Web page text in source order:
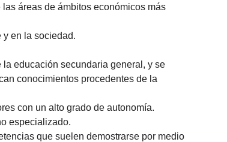
áreas de ámbitos económicos más
en la sociedad.
educación secundaria general, y se
conocimientos procedentes de la
con un alto grado de autonomía.
especializado.
que suelen demostrarse por medio